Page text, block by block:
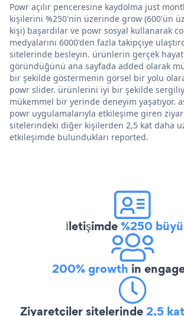
Powr açılır penceresine kaydolma just
kişilerini %250'nin üzerinde grow (600'ün
kişi) başardılar ve powr sosyal kullanarak
medyalarını 6000'den fazla takipçiye
sitelerinde besleyin. ürünlerin gerçek
göründüğünü ana sayfada added olarak
bir şekilde göstermenin görsel bir yolu
powr slider. ürünlerini iyi bir şekilde
mükemmel bir yerinde deneyim yaşatıyor.
powr uygulamalarıyla etkileşime giren
sitelerindeki diğer kişilerden 2,5 kat daha
etkileşimde bulundukları reported.
İletişimde%250
200% growth in
Ziyaretçiler sitelerinde2,5